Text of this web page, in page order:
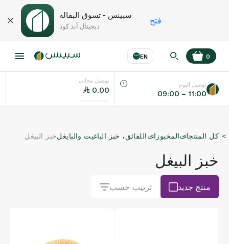
سبينس - تسوق البقالة
ديجيتال آند كود
فتح
EN
اللغة عر
KSA
0
توصيل مجاني
0.00
توصيل اليوم
09:00 – 11:00
كل المنتجاتالمخبوزاتاللفائق، خبز الباغيت والبايغلخبز البيغل
خبز البيغل
منتج جديد ترتيب حسب